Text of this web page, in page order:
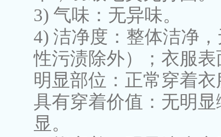
3) 气味：无异味。
4) 洁净度：整体洁净
性污渍除外）；衣服
明显部位：正常穿着
具有穿着价值：无明
显。